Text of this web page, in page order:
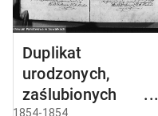
Duplikat
urodzonych,
zaślubionych i
1854-1854